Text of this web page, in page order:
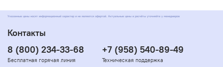
Указанные цены носят информационный характер и не являются офертой. Актуальные цены и расчёты уточняйте у менеджеров
Контакты
8 (800) 234-33-68
Бесплатная горячая линия
+7 (958) 540-89-49
Техническая поддержка